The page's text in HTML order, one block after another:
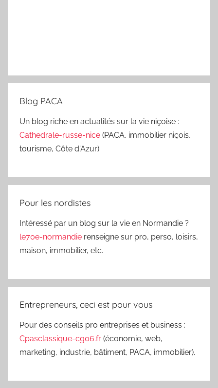
Blog PACA
Un blog riche en actualités sur la vie niçoise :
Cathedrale-russe-nice (PACA, immobilier niçois,
tourisme, Côte d'Azur).
Pour les nordistes
Intéressé par un blog sur la vie en Normandie ?
le70e-normandie renseigne sur pro, perso, loisirs,
maison, immobilier, etc.
Entrepreneurs, ceci est pour vous
Pour des conseils pro entreprises et business :
Cpasclassique-cg06.fr (économie, web,
marketing, industrie, bâtiment, PACA, immobilier).